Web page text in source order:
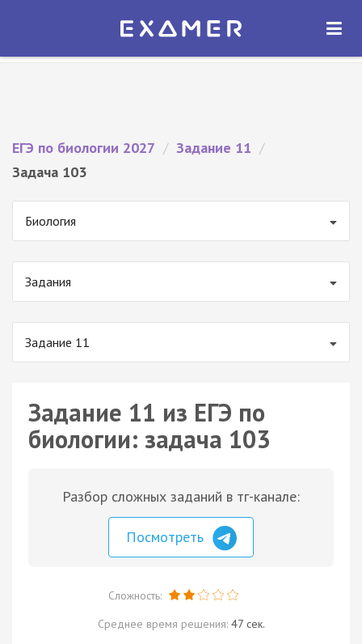
Экзамер — ЕГЭ 2027
ОТКРЫТЬ
ЕГЭ по биологии 2027 / Задание 11 /
Задача 103
Биология
Задания
Задание 11
Задание 11 из ЕГЭ по
биологии: задача 103
Разбор сложных заданий в тг-канале:
Посмотреть
Сложность:
Среднее время решения: 47 сек.